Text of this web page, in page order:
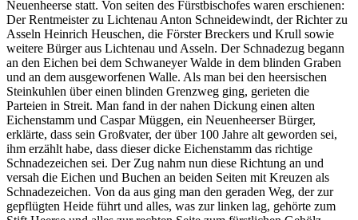
Neuenheerse statt. Von seiten des Fürstbischofes waren erschienen:
Der Rentmeister zu Lichtenau Anton Schneidewindt, der Richter zu
Asseln Heinrich Heuschen, die Förster Breckers und Krull sowie
weitere Bürger aus Lichtenau und Asseln. Der Schnadezug begann
an den Eichen bei dem Schwaneyer Walde in dem blinden Graben
und an dem ausgeworfenen Walle. Als man bei den heersischen
Steinkuhlen über einen blinden Grenzweg ging, gerieten die
Parteien in Streit. Man fand in der nahen Dickung einen alten
Eichenstamm und Caspar Müggen, ein Neuenheerser Bürger,
erklärte, dass sein Großvater, der über 100 Jahre alt geworden sei,
ihm erzählt habe, dass dieser dicke Eichenstamm das richtige
Schnadezeichen sei. Der Zug nahm nun diese Richtung an und
versah die Eichen und Buchen an beiden Seiten mit Kreuzen als
Schnadezeichen. Von da aus ging man den geraden Weg, der zur
gepflügten Heide führt und alles, was zur linken lag, gehörte zum